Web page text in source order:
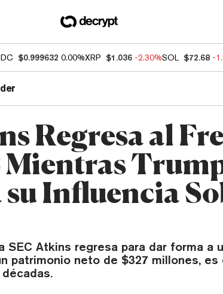
$0.999632 0.00%XRP $1.036 -2.30%SOL $72.68 -
Regresa al
Mientras
Influencia
SEC Atkins regresa para dar forma a
patrimonio neto de $327 millones,